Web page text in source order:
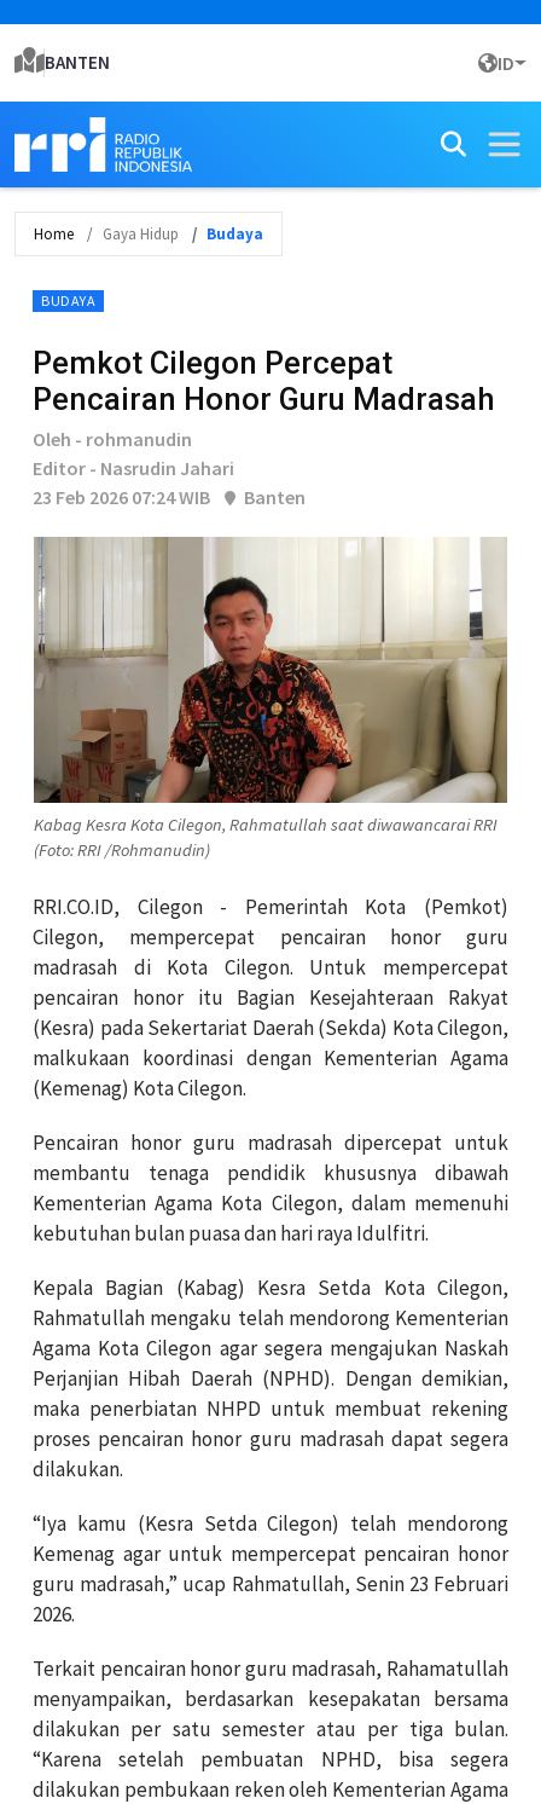
BANTEN ID
Home Gaya Hidup Budaya
BUDAYA
Pemkot Cilegon Percepat
Pencairan Honor Guru Madrasah
Oleh - rohmanudin
Editor - Nasrudin Jahari
23 Feb 2026 07:24 WIB
Banten
Kabag Kesra Kota Cilegon, Rahmatullah saat diwawancarai RRI
(Foto: RRI /Rohmanudin)
RRI.CO.ID, Cilegon - Pemerintah Kota (Pemkot)
Cilegon, mempercepat pencairan honor guru
madrasah di Kota Cilegon. Untuk mempercepat
pencairan honor itu Bagian Kesejahteraan Rakyat
(Kesra) pada Sekertariat Daerah (Sekda) Kota Cilegon,
malkukaan koordinasi dengan Kementerian Agama
(Kemenag) Kota Cilegon.
Pencairan honor guru madrasah dipercepat untuk
membantu tenaga pendidik khususnya dibawah
Kementerian Agama Kota Cilegon, dalam memenuhi
kebutuhan bulan puasa dan hari raya Idulfitri.
Kepala Bagian (Kabag) Kesra Setda Kota Cilegon,
Rahmatullah mengaku telah mendorong Kementerian
Agama Kota Cilegon agar segera mengajukan Naskah
Perjanjian Hibah Daerah (NPHD). Dengan demikian,
maka penerbiatan NHPD untuk membuat rekening
proses pencairan honor guru madrasah dapat segera
dilakukan.
“Iya kamu (Kesra Setda Cilegon) telah mendorong
Kemenag agar untuk mempercepat pencairan honor
guru madrasah,” ucap Rahmatullah, Senin 23 Februari
2026.
Terkait pencairan honor guru madrasah, Rahamatullah
menyampaikan, berdasarkan kesepakatan bersama
dilakukan per satu semester atau per tiga bulan.
“Karena setelah pembuatan NPHD, bisa segera
dilakukan pembukaan reken oleh Kementerian Agama